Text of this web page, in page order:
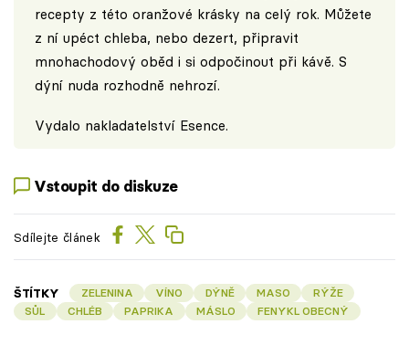
recepty z této oranžové krásky na celý rok. Můžete
z ní upéct chleba, nebo dezert, připravit
mnohachodový oběd i si odpočinout při kávě. S
dýní nuda rozhodně nehrozí.
Vydalo nakladatelství Esence.
Vstoupit do diskuze
Sdílejte článek
ŠTÍTKY ZELENINA VÍNO DÝNĚ MASO
RÝŽE
SŮL
CHLÉB PAPRIKA MÁSLO FENYKL OBECNÝ